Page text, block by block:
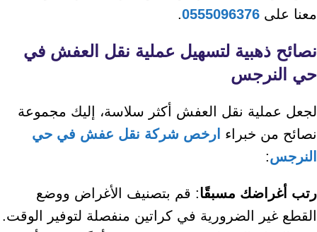
معنا على 0555096376
.
نصائح ذهبية لتسهيل عملية نقل العفش في
حي النرجس
لجعل عملية نقل العفش أكثر سلاسة، إليك مجموعة
نصائح من خبراء ارخص شركة نقل عفش في حي
النرجس:
رتب أغراضك مسبقًا: قم بتصنيف الأغراض ووضع
القطع غير الضرورية في كراتين منفصلة لتوفير الوقت.